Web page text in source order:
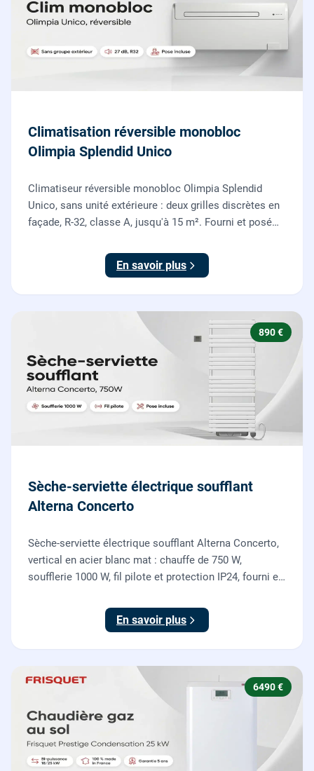
Climatisation réversible monobloc
Olimpia Splendid Unico
Climatiseur réversible monobloc Olimpia Splendid
Unico, sans unité extérieure : deux grilles discrètes en
façade, R-32, classe A, jusqu'à 15 m². Fourni et posé
En savoir plus
890 €
Sèche-serviette électrique soufflant
Alterna Concerto
Sèche-serviette électrique soufflant Alterna Concerto,
vertical en acier blanc mat : chauffe de 750 W,
soufflerie 1000 W, fil pilote et protection IP24, fourni et
En savoir plus
6490 €